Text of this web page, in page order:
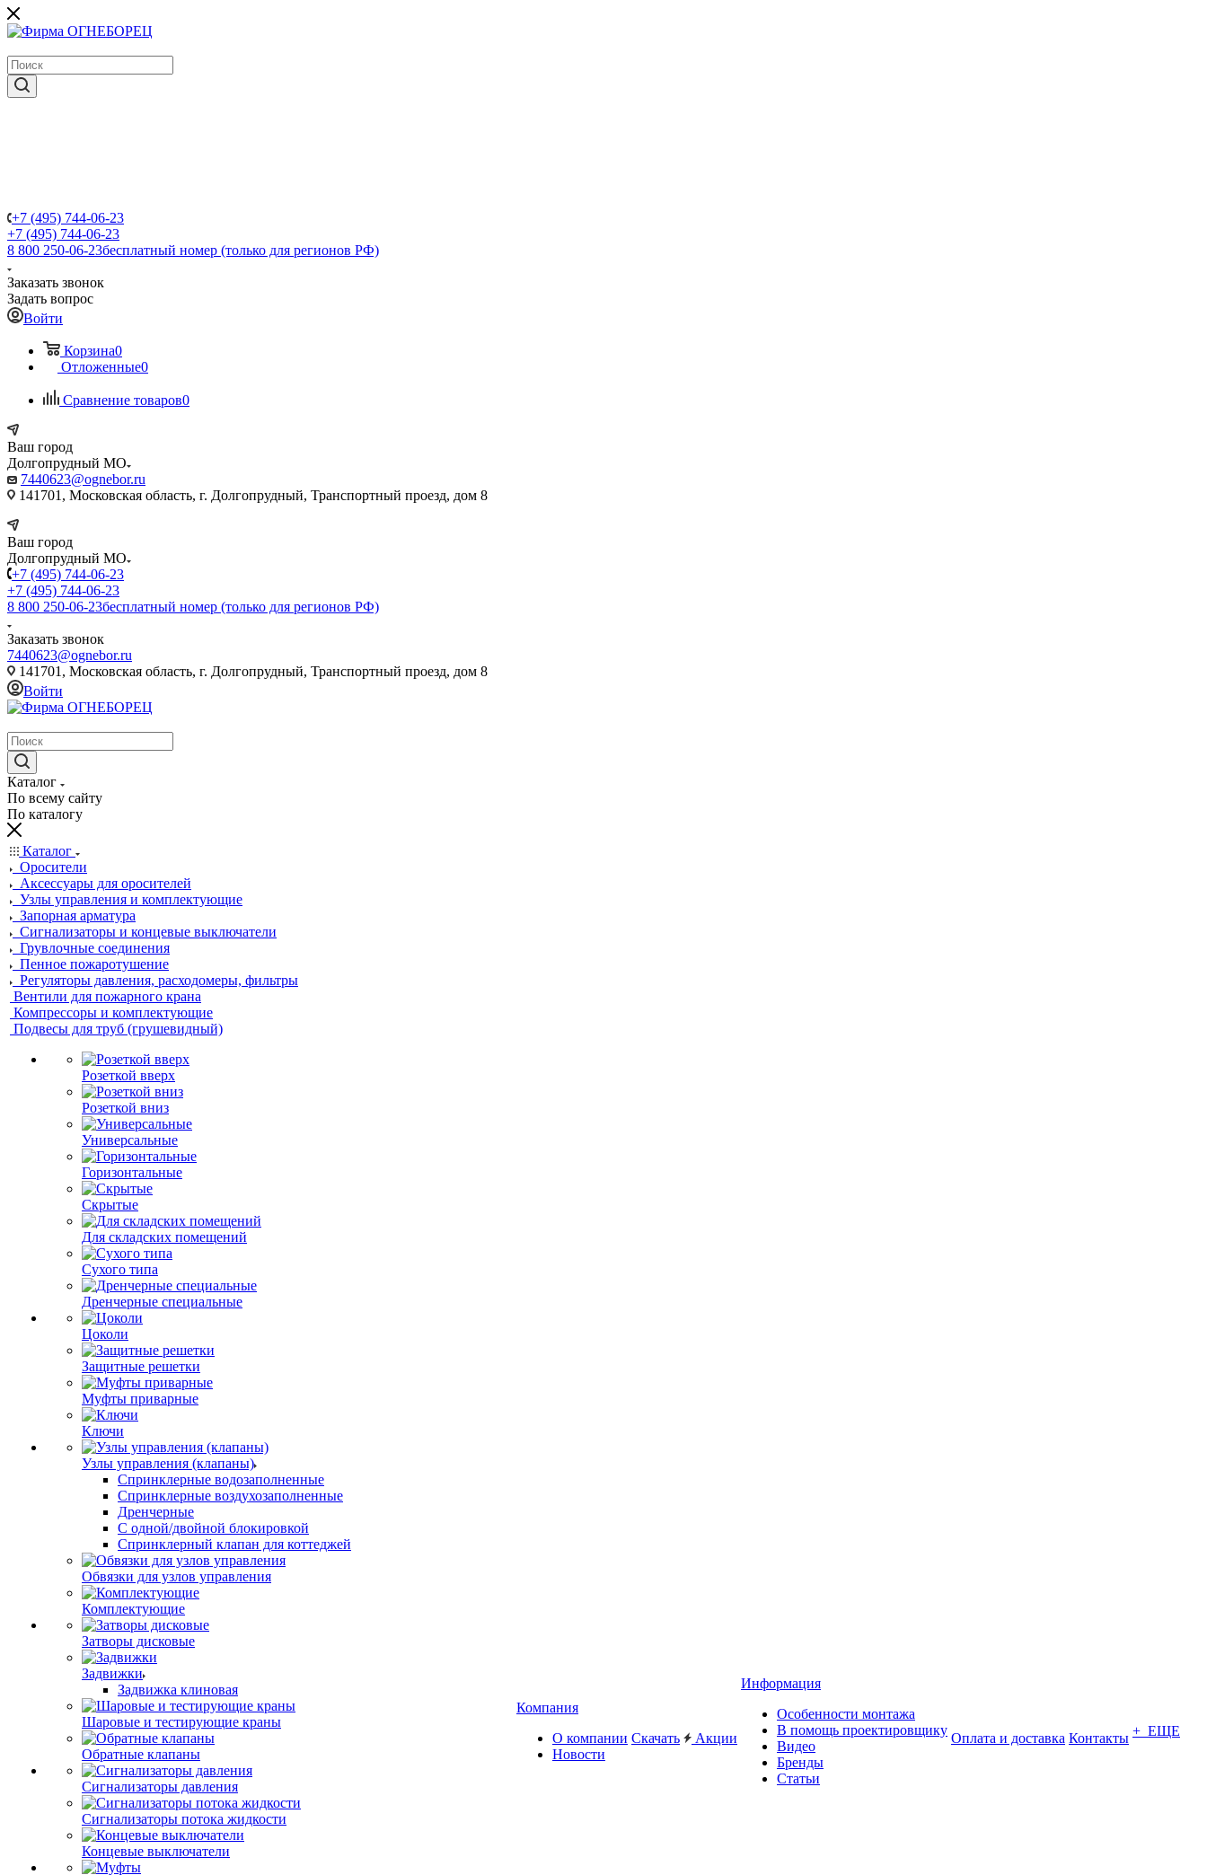
+7 (495) 744-06-23
+7 (495) 744-06-23
8 800 250-06-23бесплатный номер (только для регионов РФ)
Заказать звонок
Задать вопрос
Войти
Корзина0
Отложенные0
Сравнение товаров0
Ваш город
Долгопрудный МО
7440623@ognebor.ru
141701, Московская область, г. Долгопрудный, Транспортный проезд, дом 8
Ваш город
Долгопрудный МО
+7 (495) 744-06-23
+7 (495) 744-06-23
8 800 250-06-23бесплатный номер (только для регионов РФ)
Заказать звонок
7440623@ognebor.ru
141701, Московская область, г. Долгопрудный, Транспортный проезд, дом 8
Войти
Каталог
По всему сайту
По каталогу
Каталог
Оросители
Аксессуары для оросителей
Узлы управления и комплектующие
Запорная арматура
Сигнализаторы и концевые выключатели
Грувлочные соединения
Пенное пожаротушение
Регуляторы давления, расходомеры, фильтры
Вентили для пожарного крана
Компрессоры и комплектующие
Подвесы для труб (грушевидный)
Розеткой вверх
Розеткой вниз
Универсальные
Горизонтальные
Скрытые
Для складских помещений
Сухого типа
Дренчерные специальные
Цоколи
Защитные решетки
Муфты приварные
Ключи
Узлы управления (клапаны)
Спринклерные водозаполненные
Спринклерные воздухозаполненные
Дренчерные
С одной/двойной блокировкой
Спринклерный клапан для коттеджей
Обвязки для узлов управления
Комплектующие
Затворы дисковые
Задвижки
Задвижка клиновая
Шаровые и тестирующие краны
Обратные клапаны
Сигнализаторы давления
Сигнализаторы потока жидкости
Концевые выключатели
Компания
О компании
Новости
Скачать Акции
Информация
Особенности монтажа
В помощь проектировщику
Видео
Бренды
Статьи
Оплата и доставка Контакты + ЕЩЕ